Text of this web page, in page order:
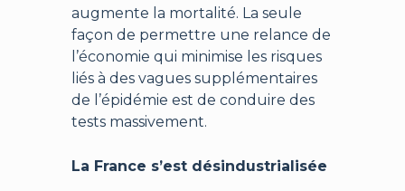
augmente la mortalité. La seule
façon de permettre une relance de
l’économie qui minimise les risques
liés à des vagues supplémentaires
de l’épidémie est de conduire des
tests massivement.
La France s’est désindustrialisée